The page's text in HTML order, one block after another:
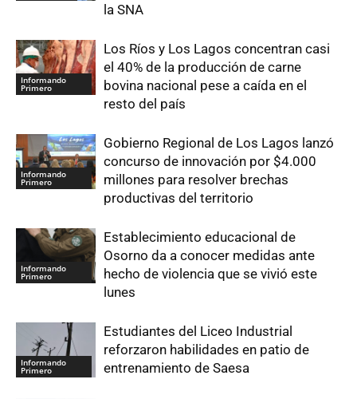
la SNA
Informando
Primero
Los Ríos y Los Lagos concentran casi
el 40% de la producción de carne
bovina nacional pese a caída en el
resto del país
Informando
Primero
Gobierno Regional de Los Lagos lanzó
concurso de innovación por $4.000
millones para resolver brechas
productivas del territorio
Informando
Primero
Establecimiento educacional de
Osorno da a conocer medidas ante
hecho de violencia que se vivió este
lunes
Informando
Primero
Estudiantes del Liceo Industrial
reforzaron habilidades en patio de
entrenamiento de Saesa